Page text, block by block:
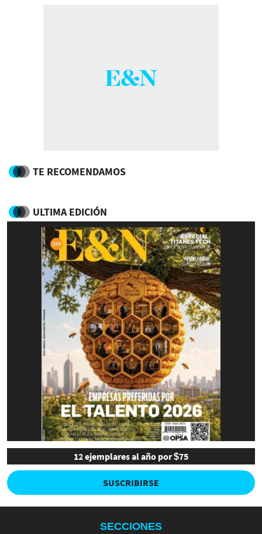
TE RECOMENDAMOS
ULTIMA EDICIÓN
12 ejemplares al año por $75
SUSCRIBIRSE
SECCIONES